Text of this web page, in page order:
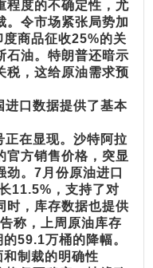
程度的不确定性，尤
。令市场紧张局势加
商品征收25%的关
石油。特朗普还暗示
税，这给原油需求预
进口数据提供了基本
正在显现。沙特阿拉
官方销售价格，突显
劲。7月份原油进口
11.5%，支持了对
时，库存数据也提供
称，上周原油库存
59.1万桶的降幅。
制裁的明确性